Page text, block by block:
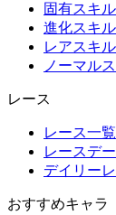
固有スキ
進化スキ
レアスキ
ノーマル
レース
レース一覧
レースデ
デイリー
おすすめキャラ